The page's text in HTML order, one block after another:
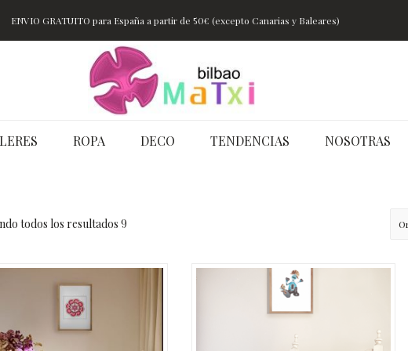
ENVIO GRATUITO para España a partir de 50€ (excepto Canarias y Baleares)
ROPA DECO TENDENCIAS NOSOTRAS
todos los resultados 9